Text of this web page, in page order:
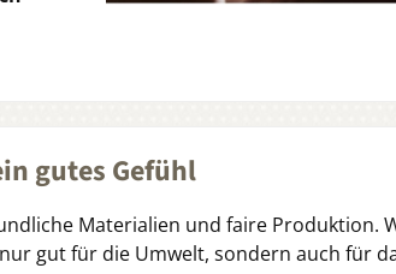
gutes Gefühl
Materialien und faire Produktion.
gut für die Umwelt, sondern auch für